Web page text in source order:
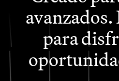
empezar.
para